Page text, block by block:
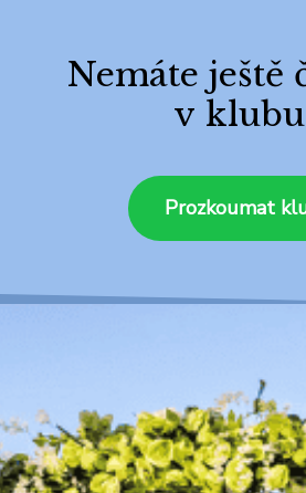
Nemáte ještě
v
Prozkoumat